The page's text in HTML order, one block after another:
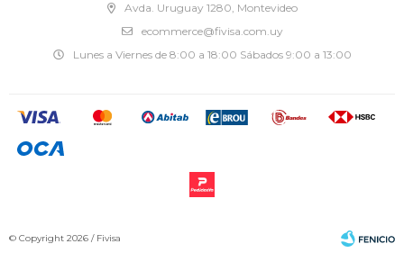
Avda. Uruguay 1280, Montevideo
ecommerce@fivisa.com.uy
Lunes a Viernes de 8:00 a 18:00 Sábados 9:00 a 13:00
© Copyright 2026 / Fivisa